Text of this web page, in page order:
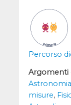
Percorso
Argomenti
misure,